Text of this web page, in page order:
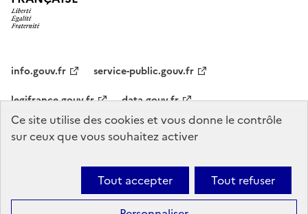
Ce site utilise des cookies et vous donne le contrôle
sur ceux que vous souhaitez activer
Tout accepter
Tout refuser
info.gouv.fr
service-public.gouv.fr
legifrance.gouv.fr
data.gouv.fr
Statistiques CGU Mentions légales
Politique de confidentialité
Sauf mention explicite de propriété intellectuelle détenue par des tiers,
les contenus de ce site sont proposés sous